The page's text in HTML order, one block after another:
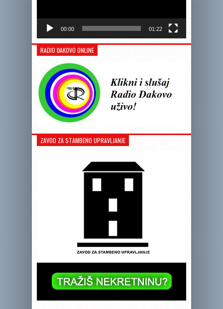
00:00 01:22
RADIO ĐAKOVO ONLINE
ZAVOD ZA STAMBENO UPRAVLJANJE